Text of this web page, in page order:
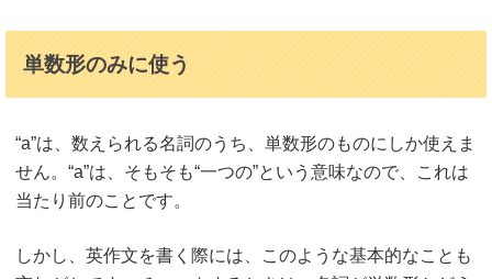
単数形のみに使う
“a”は、数えられる名詞のうち、単数形のものにしか使えま
せん。“a”は、そもそも“一つの”という意味なので、これは
当たり前のことです。
しかし、英作文を書く際には、このような基本的なことも